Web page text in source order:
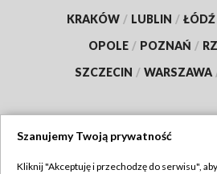
KRAKÓW / LUBLIN / ŁÓDŹ
OPOLE / POZNAŃ /
SZCZECIN / WARSZAWA
Szanujemy Twoją prywatność
Kliknij "Akceptuję i przechodzę do serwisu",